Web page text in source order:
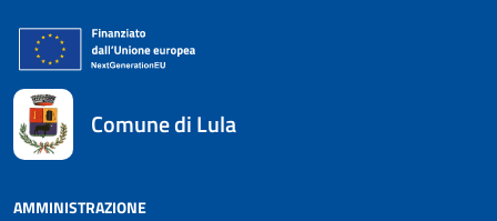
Comune di Lula
AMMINISTRAZIONE